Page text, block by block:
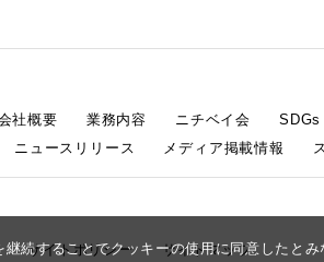
続することでクッキーの使用に同意したと
社概要 業務内容 ニチベイ会 SDGs
ニュースリリース メディア掲載情報
サイトポリシー サイトマップ